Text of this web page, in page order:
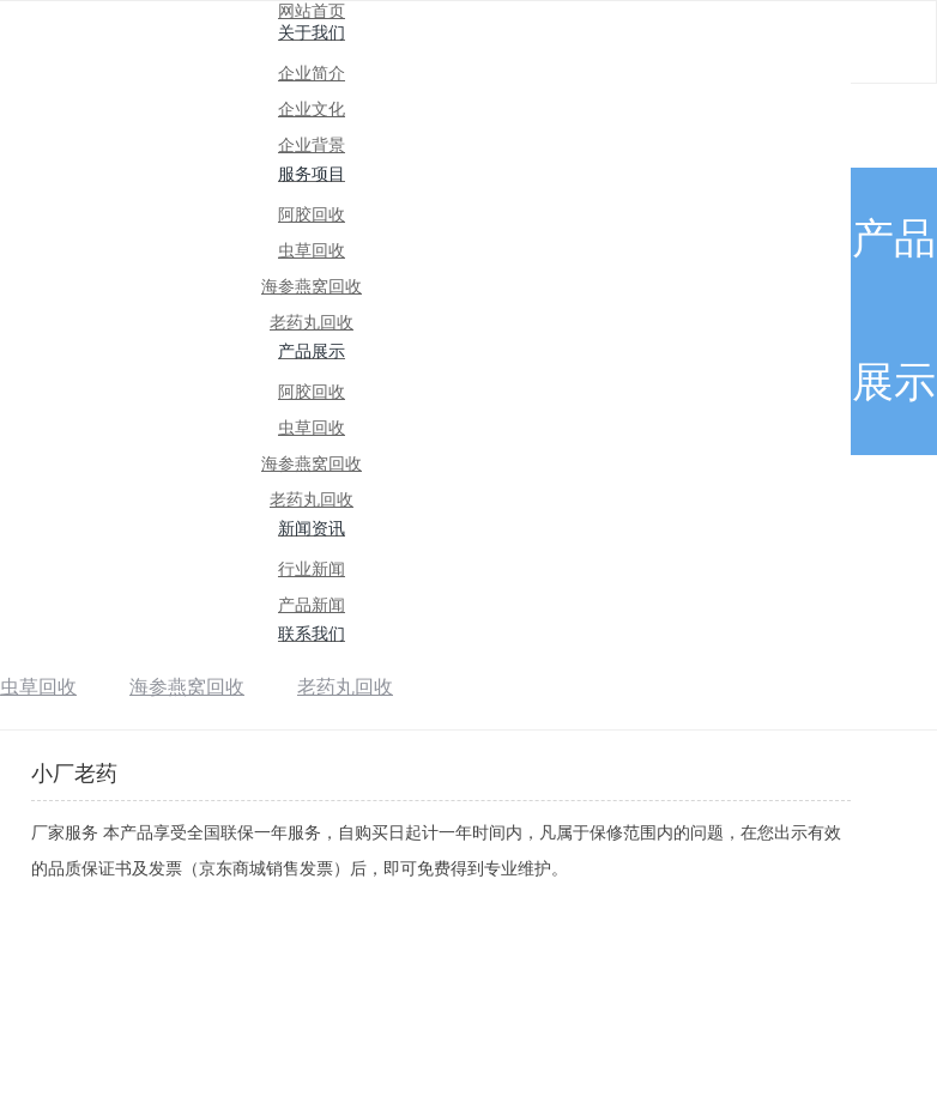
网站首页
关于我们
企业简介
企业文化
企业背景
服务项目
阿胶回收
虫草回收
海参燕窝回收
老药丸回收
产品展示
阿胶回收
虫草回收
海参燕窝回收
老药丸回收
新闻资讯
行业新闻
产品新闻
联系我们
产品
展示
虫草回收 海参燕窝回收 老药丸回收
小厂老药
厂家服务 本产品享受全国联保一年服务，自购买日起计一年时间内，凡属于保修范围内的问题，在您出示有效
的品质保证书及发票（京东商城销售发票）后，即可免费得到专业维护。